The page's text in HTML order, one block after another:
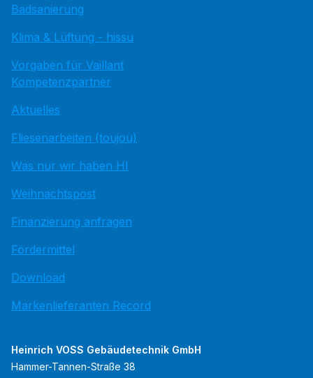
Badsanierung
Klima & Lüftung - hissu
Vorgaben für Vaillant
Kompetenzpartner
Aktuelles
Fliesenarbeiten (toujou)
Was nur wir haben HI
Weihnachtspost
Finanzierung anfragen
Fördermittel
Download
Markenlieferanten Record
Heinrich VOSS Gebäudetechnik GmbH
Hammer-Tannen-Straße 38